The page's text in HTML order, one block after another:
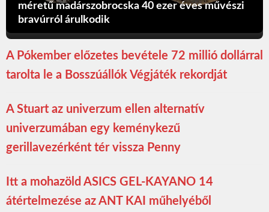
méretű madárszobrocska 40 ezer éves művészi
bravúrról árulkodik
A Pókember előzetes bevétele 72 millió dollárral
tarolta le a Bosszúállók Végjáték rekordját
A Stuart az univerzum ellen alternatív
univerzumában egy keménykezű
gerillavezérként tér vissza Penny
Itt a mohazöld ASICS GEL-KAYANO 14
átértelmezése az ANT KAI műhelyéből